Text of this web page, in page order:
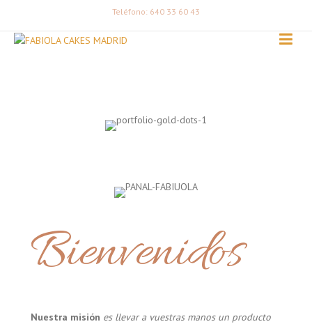
Teléfono: 640 33 60 43
Bienvenidos
Nuestra misión es llevar a vuestras manos un producto